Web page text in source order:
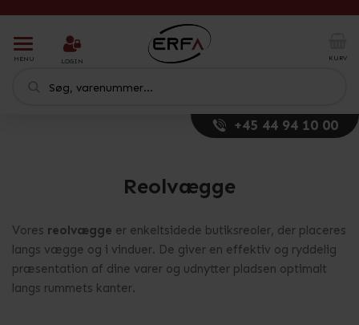
T
o
g
t
o
n
MENU LOGIN
+45 44 94 10 00
KURV
Reolvægge
Vores reolvægge er enkeltsidede butiksreoler, der placeres
langs vægge og i vinduer. De giver en effektiv og ryddelig
præsentation af dine varer og udnytter pladsen optimalt
langs rummets kanter.